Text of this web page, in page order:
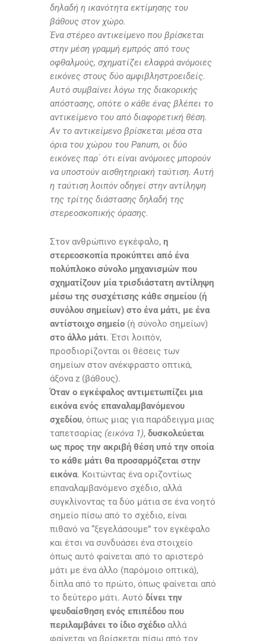
δηλαδή η ικανότητα εκτίμησης του
βάθους στον χώρο.
Ένα στέρεο αντικείμενο που βρίσκεται
στην μέση γραμμή εμπρός από τους
οφθαλμούς, σχηματίζει ελαφρά ανόμοιες
εικόνες στους δύο αμφιβληστροειδείς.
Αυτό συμβαίνει λόγω της διακορικής
απόστασης, οπότε ο κάθε ένας βλέπει το
αντικείμενο του από διαφορετική θέση.
Αν το αντικείμενο βρίσκεται μέσα στα
όρια του χώρου του Panum, οι δύο
εικόνες παρ΄ ότι είναι ανόμοιες μπορούν
να υποστούν αισθητηριακή ταύτιση. Αυτή
η ταύτιση λοιπόν οδηγεί στην αντίληψη
της τρίτης διάστασης δηλαδή της
στερεοσκοπικής όρασης.
Στον ανθρώπινο εγκέφαλο, η
στερεοσκοπία προκύπτει από ένα
πολύπλοκο σύνολο μηχανισμών που
σχηματίζουν μία τρισδιάστατη αντίληψη
μέσω της συσχέτισης κάθε σημείου (ή
συνόλου σημείων) στο ένα μάτι, με ένα
αντίστοιχο σημείο (ή σύνολο σημείων)
στο άλλο μάτι. Έτσι λοιπόν,
προσδιορίζονται οι θέσεις των
σημείων στον ανέκφραστο οπτικά,
άξονα z (βάθους).
Όταν ο εγκέφαλος αντιμετωπίζει μια
εικόνα ενός επαναλαμβανόμενου
σχεδίου, όπως μιας για παράδειγμα μιας
ταπετσαρίας (εικόνα 1), δυσκολεύεται
ως προς την ακριβή θέση υπό την οποία
το κάθε μάτι θα προσαρμόζεται στην
εικόνα. Κοιτώντας ένα οριζοντίως
επαναλαμβανόμενο σχέδιο, αλλά
συγκλίνοντας τα δύο μάτια σε ένα νοητό
σημείο πίσω από το σχέδιο, είναι
πιθανό να “ξεγελάσουμε” τον εγκέφαλο
και έτσι να συνδυάσει ένα στοιχείο
όπως αυτό φαίνεται από το αριστερό
μάτι με ένα άλλο (παρόμοιο οπτικά),
δίπλα από το πρώτο, όπως φαίνεται από
το δεύτερο μάτι. Αυτό δίνει την
ψευδαίσθηση ενός επιπέδου που
περιλαμβάνει το ίδιο σχέδιο αλλά
φαίνεται να βρίσκεται πίσω από τον